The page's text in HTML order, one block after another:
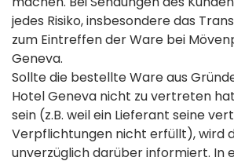
jedes Risiko, insbesondere das
zum Eintreffen der Ware bei
Geneva.
Sollte die bestellte Ware aus
Hotel Geneva nicht zu vertreten
sein (z.B. weil ein Lieferant seine
Verpflichtungen nicht erfüllt), wird
unverzüglich darüber informiert. In